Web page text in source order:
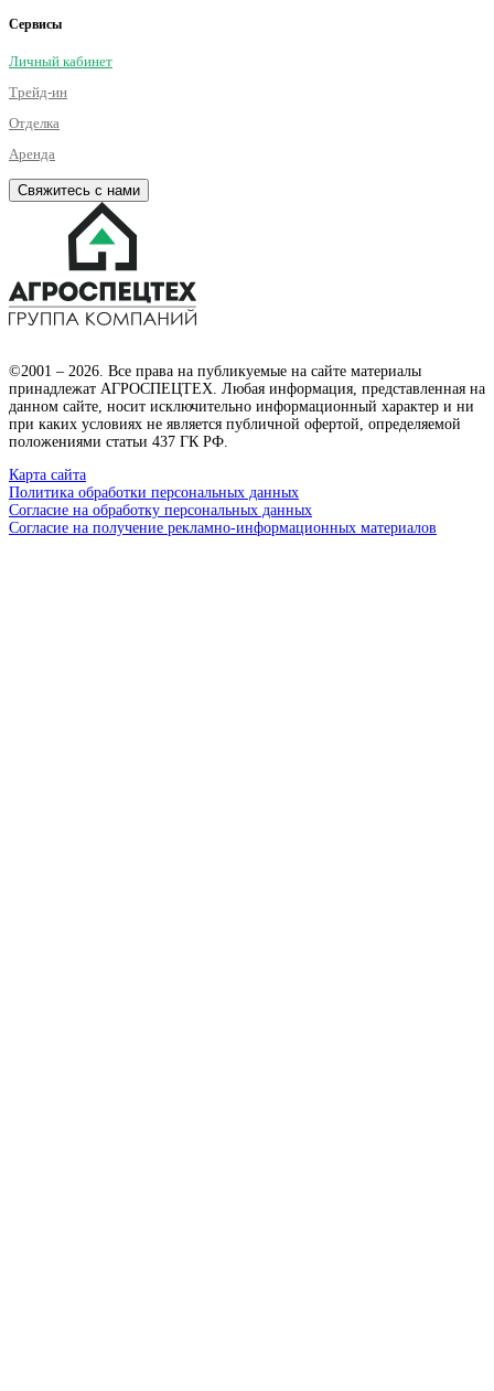
Сервисы
Личный кабинет
Трейд-ин
Отделка
Аренда
Свяжитесь с нами
©2001 – 2026. Все права на публикуемые на сайте материалы
принадлежат АГРОСПЕЦТЕХ. Любая информация, представленная на
данном сайте, носит исключительно информационный характер и ни
при каких условиях не является публичной офертой, определяемой
положениями статьи 437 ГК РФ.
Карта сайта
Политика обработки персональных данных
Согласие на обработку персональных данных
Согласие на получение рекламно-информационных материалов